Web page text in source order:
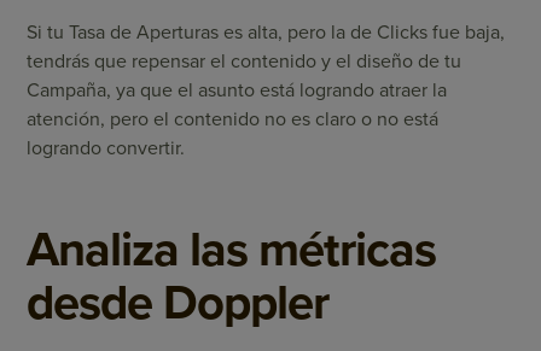
Si tu Tasa de Aperturas es alta, pero la de Clicks fue baja,
tendrás que repensar el contenido y el diseño de tu
Campaña, ya que el asunto está logrando atraer la
atención, pero el contenido no es claro o no está
logrando convertir.
Analiza las métricas
desde Doppler